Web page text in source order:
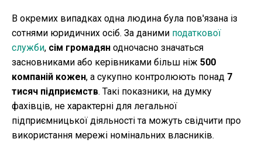
В окремих випадках одна людина була пов'язана із
сотнями юридичних осіб. За даними податкової
служби, сім громадян одночасно значаться
засновниками або керівниками більш ніж 500
компаній кожен, а сукупно контролюють понад 7
тисяч підприємств. Такі показники, на думку
фахівців, не характерні для легальної
підприємницької діяльності та можуть свідчити про
використання мережі номінальних власників.